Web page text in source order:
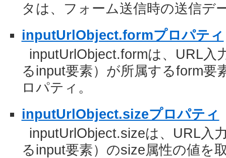
タは、フォーム送信時の送信デ
inputUrlObject.formプロパティ
inputUrlObject.formは、URL入
るinput要素）が所属するform要
ロパティ。
inputUrlObject.sizeプロパティ
inputUrlObject.sizeは、URL入
るinput要素）のsize属性の値を